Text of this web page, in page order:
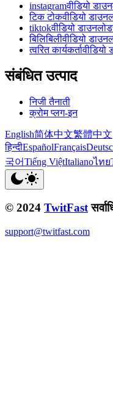
instagramवीडियो
टिक टोकवीडियो
tiktokवीडियो
बिलिबिलीवीडियो
त्वरित
संबंधित उत्पाद
निजी तैनाती
क्रोम प्लग-इन
English简体中文繁體中文
हिन्दीEspañolFrançais
국어Tiếng ViệtItalianoไทย
© 2024 TwitFast
support@twitfast.com